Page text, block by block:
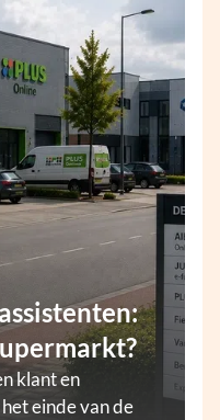
klant en
einde van de